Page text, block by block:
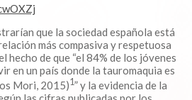
que la sociedad española está
más compasiva y respetuosa
hecho de que “el 84% de los jóvenes
en un país donde la tauromaquia es
Mori, 2015)1” y la evidencia de la